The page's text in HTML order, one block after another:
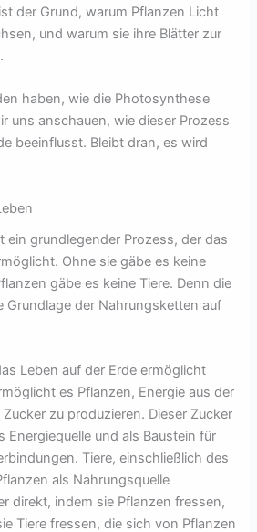
der Grund, warum Pflanzen Licht
und warum sie ihre Blätter zur
haben, wie die Photosynthese
uns anschauen, wie dieser Prozess
beeinflusst. Bleibt dran, es wird
ein grundlegender Prozess, der das
Ohne sie gäbe es keine
gäbe es keine Tiere. Denn die
Grundlage der Nahrungsketten auf
Leben auf der Erde ermöglicht
es Pflanzen, Energie aus der
zu produzieren. Dieser Zucker
Energiequelle und als Baustein für
Tiere, einschließlich des
als Nahrungsquelle
direkt, indem sie Pflanzen fressen,
Tiere fressen, die sich von Pflanzen